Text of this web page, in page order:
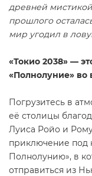
древней
прошлого
мир угодил в
«Токио 2038» —
«Полнолуние» во
Погрузитесь в
её столицы
Луиса Ройо и
приключение под
Полнолунию», в
отправиться из